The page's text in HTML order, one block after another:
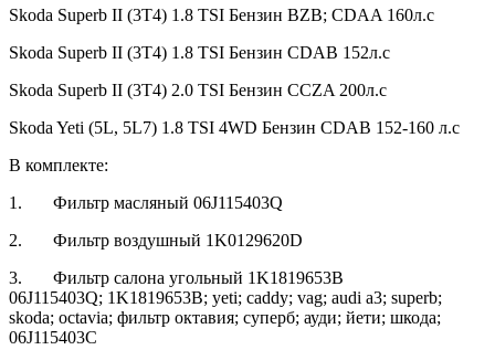
Skoda Superb II (3T4) 1.8 TSI Бензин BZB; CDAA 160л.с
Skoda Superb II (3T4) 1.8 TSI Бензин CDAB 152л.с
Skoda Superb II (3T4) 2.0 TSI Бензин CCZA 200л.с
Skoda Yeti (5L, 5L7) 1.8 TSI 4WD Бензин CDAB 152-160 л.с
В комплекте:
1. Фильтр масляный 06J115403Q
2. Фильтр воздушный 1K0129620D
3. Фильтр салона угольный 1K1819653B
06J115403Q; 1K1819653B; yeti; caddy; vag; audi a3; superb;
skoda; octavia; фильтр октавия; суперб; ауди; йети; шкода;
06J115403C